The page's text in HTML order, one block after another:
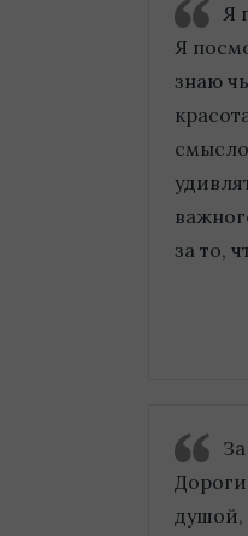
Я
Я
знаю
за то,
душой,